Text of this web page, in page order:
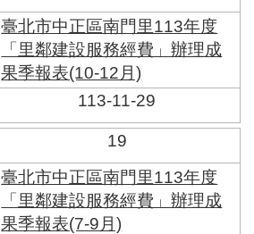
臺北市中正區南門里113年度
「里鄰建設服務經費」辦理成
果季報表(10-12月)
113-11-29
19
臺北市中正區南門里113年度
「里鄰建設服務經費」辦理成
果季報表(7-9月)